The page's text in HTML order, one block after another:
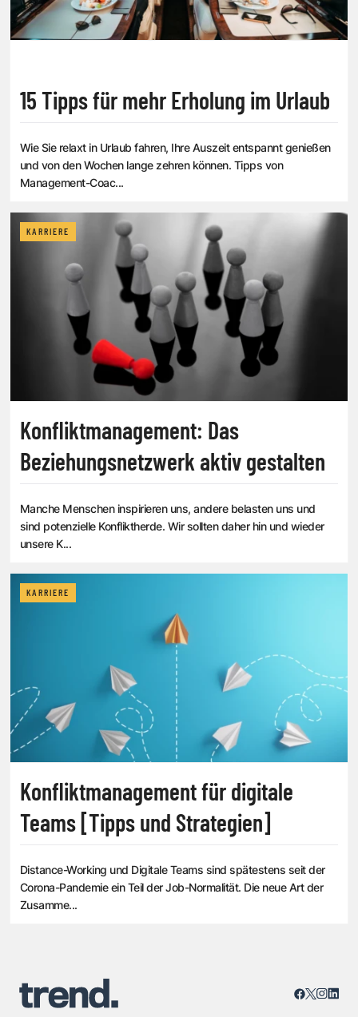
15 Tipps für mehr Erholung im Urlaub
Wie Sie relaxt in Urlaub fahren, Ihre Auszeit entspannt genießen
und von den Wochen lange zehren können. Tipps von
Management-Coac...
KARRIERE
Konfliktmanagement: Das
Beziehungsnetzwerk aktiv gestalten
Manche Menschen inspirieren uns, andere belasten uns und
sind potenzielle Konfliktherde. Wir sollten daher hin und wieder
unsere K...
KARRIERE
Konfliktmanagement für digitale
Teams [Tipps und Strategien]
Distance-Working und Digitale Teams sind spätestens seit der
Corona-Pandemie ein Teil der Job-Normalität. Die neue Art der
Zusamme...